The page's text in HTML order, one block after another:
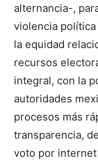
alternancia-,
violencia
la equidad
recursos
integral, con la
autoridades
procesos más
transparencia,
voto por